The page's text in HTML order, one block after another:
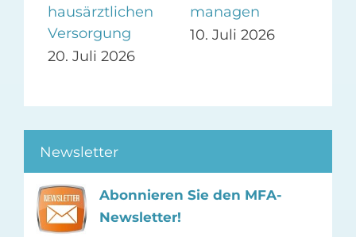
hausärztlichen
Versorgung
20. Juli 2026
managen
10. Juli 2026
Newsletter
Abonnieren Sie den MFA-
Newsletter!